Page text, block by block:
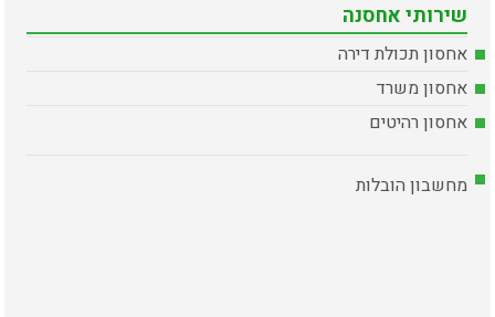
שירותי אחסנה
אחסון תכולת דירה
אחסון משרד
אחסון רהיטים
מחשבון הובלות